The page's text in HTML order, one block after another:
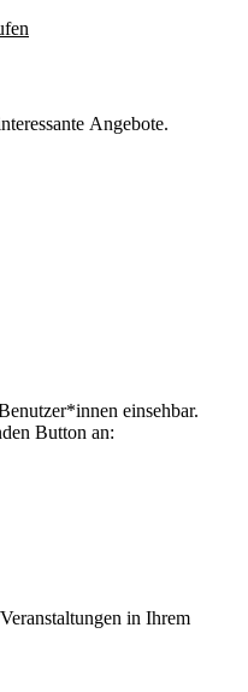
Angebote.
einsehbar.
Button an:
in Ihrem